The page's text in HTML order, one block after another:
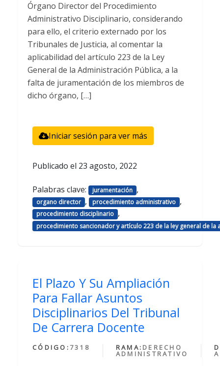
Órgano Director del Procedimiento
Administrativo Disciplinario, considerando
para ello, el criterio externado por los
Tribunales de Justicia, al comentar la
aplicabilidad del artículo 223 de la Ley
General de la Administración Pública, a la
falta de juramentación de los miembros de
dicho órgano, […]
Iniciar sesión para ver más
Publicado el 23 agosto, 2022
Palabras clave: juramentación ,
organo director , procedimiento administrativo ,
procedimiento disciplinario ,
procedimiento sancionador y artículo 223 de la ley general de la
El Plazo Y Su Ampliación
Para Fallar Asuntos
Disciplinarios Del Tribunal
De Carrera Docente
CÓDIGO: 7318 RAMA: DERECHO
ADMINISTRATIVO